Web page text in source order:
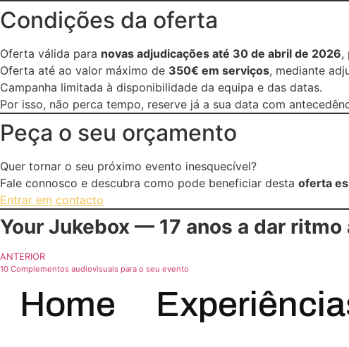
Condições da oferta
Oferta válida para novas adjudicações até 30 de abril de 2026,
Oferta até ao valor máximo de 350€ em serviços, mediante
Campanha limitada à disponibilidade da equipa e das datas.
Por isso, não perca tempo, reserve já a sua data com
Peça o seu orçamento
Quer tornar o seu próximo evento inesquecível?
Fale connosco e descubra como pode beneficiar desta oferta
Entrar em contacto
Your Jukebox — 17 anos a dar
ANTERIOR
10 Complementos audiovisuais para o seu evento
Home